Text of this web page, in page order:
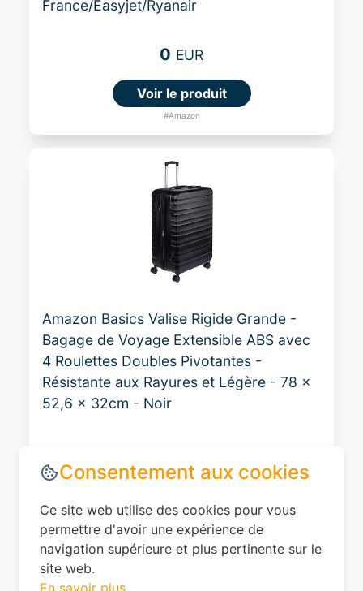
France/Easyjet/Ryanair
0 EUR
Voir le produit
#Amazon
Amazon Basics Valise Rigide Grande -
Bagage de Voyage Extensible ABS avec
4 Roulettes Doubles Pivotantes -
Résistante aux Rayures et Légère - 78 x
52,6 x 32cm - Noir
#Amazon